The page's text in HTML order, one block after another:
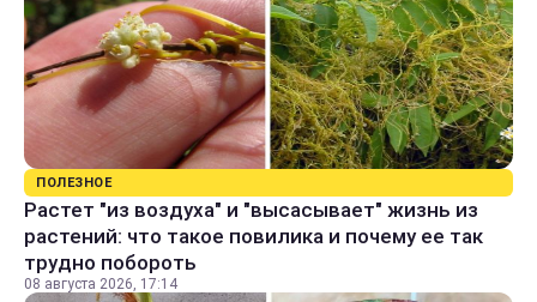
ПОЛЕЗНОЕ
Растет "из воздуха" и "высасывает" жизнь из
растений: что такое повилика и почему ее так
трудно побороть
08 августа 2026, 17:14